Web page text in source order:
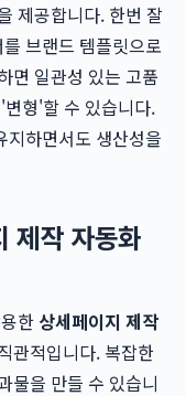
제공합니다. 한번 잘
브랜드 템플릿으로
면 일관성 있는 고품
형'할 수 있습니다.
지하면서도 생산성을
제작 자동화
한 상세페이지 제작
관적입니다. 복잡한
물을 만들 수 있습니